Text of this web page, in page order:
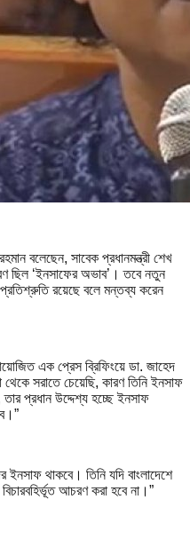
বলেছেন, সাবেক প্রধানমন্ত্রী শেখ
ছিল ‘ইনসাফের অভাব’। তবে নতুন
প্রতিশ্রুতি রয়েছে বলে মন্তব্য করেন
এক প্রেস ব্রিফিংয়ে ডা. জাহেদ
সরাতে চেয়েছি, কারণ তিনি ইনসাফ
তার প্রধান উদ্দেশ্য হচ্ছে ইনসাফ
থাকবে। তিনি যদি বাংলাদেশে
আচরণ করা হবে না।”